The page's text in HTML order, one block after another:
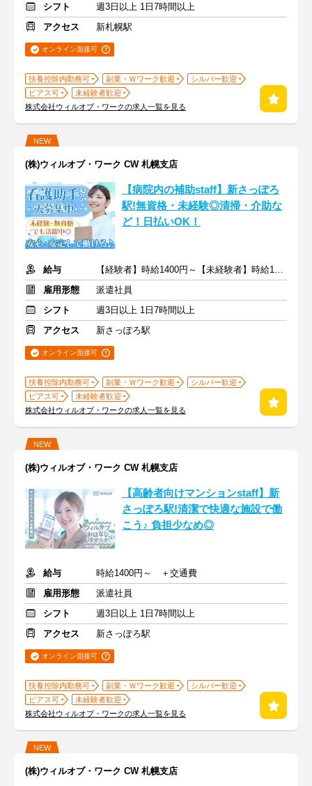
シフト
週3日以上 1日7時間以上
アクセス
新札幌駅
オンライン面接可
扶養控除内勤務可 副業・Ｗワーク歓迎
シルバー歓迎
ピアス可
未経験者歓迎
株式会社ウィルオブ・ワークの求人一覧を見る
NEW
(株)ウィルオブ・ワーク CW 札幌支店
【病院内の補助staff】新さっぽろ
駅!無資格・未経験◎清掃・介助な
ど！日払いOK！
給与
【経験者】時給1400円～【未経験者】時給1300円～ ＋交通費
雇用形態
派遣社員
シフト
週3日以上 1日7時間以上
アクセス
新さっぽろ駅
オンライン面接可
扶養控除内勤務可 副業・Ｗワーク歓迎
シルバー歓迎
ピアス可
未経験者歓迎
株式会社ウィルオブ・ワークの求人一覧を見る
NEW
(株)ウィルオブ・ワーク CW 札幌支店
【高齢者向けマンションstaff】新
さっぽろ駅!清潔で快適な施設で働
こう♪ 負担少なめ◎
給与
時給1400円～ ＋交通費
雇用形態
派遣社員
シフト
週3日以上 1日7時間以上
アクセス
新さっぽろ駅
オンライン面接可
扶養控除内勤務可 副業・Ｗワーク歓迎
シルバー歓迎
ピアス可
未経験者歓迎
株式会社ウィルオブ・ワークの求人一覧を見る
NEW
(株)ウィルオブ・ワーク CW 札幌支店